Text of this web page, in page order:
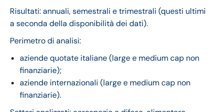
Risultati: annuali, semestrali e trimestrali (questi ultimi
a seconda della disponibilità dei dati).
Perimetro di analisi:
aziende quotate italiane (large e medium cap non
finanziarie);
aziende internazionali (large e medium cap non
finanziarie).